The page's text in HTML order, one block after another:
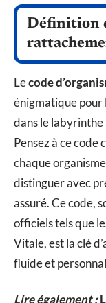
Définition
Lecode
énigmatique pour
dans le labyrinthe
Pensez à ce
chaque
distinguer avec
assuré. Ce code,
officiels tels que
Vitale, est la clé
fluide et
Lire également :